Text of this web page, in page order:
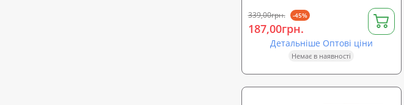
339,00грн. -45%
187,00грн.
Детальніше Оптові ціни
Немає в наявності